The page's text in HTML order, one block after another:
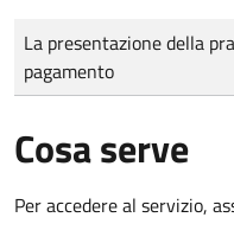
Tipo di pagamento
Importo
La presentazione della
pagamento
Cosa serve
Per accedere al servizio,